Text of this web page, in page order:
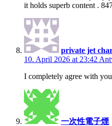
it holds superb content .
private jet
10. April 2026 at 23:42
I completely agree with
一次性電子煙